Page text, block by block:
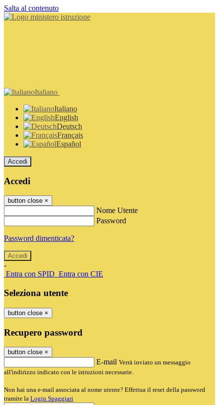
Salta al contenuto
Italiano
Italiano
English
Deutsch
Français
Español
Accedi
Accedi
button close ×
Nome Utente
Password
Password dimenticata?
-
Entra con SPID Entra con CIE
Seleziona utente
button close ×
Recupero password
button close ×
E-mail Verrà inviato un messaggio
all'indirizzo indicato con le istruzioni necessarie.
Non hai una e-mail associata al nome utente? Effettua il reset della password
tramite la Login Spaggiari